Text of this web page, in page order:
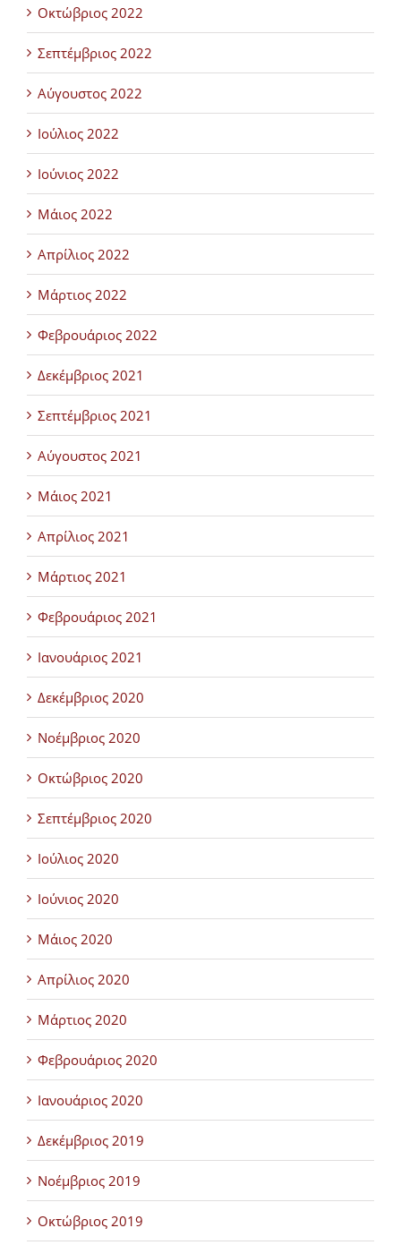
Οκτώβριος 2022
Σεπτέμβριος 2022
Αύγουστος 2022
Ιούλιος 2022
Ιούνιος 2022
Μάιος 2022
Απρίλιος 2022
Μάρτιος 2022
Φεβρουάριος 2022
Δεκέμβριος 2021
Σεπτέμβριος 2021
Αύγουστος 2021
Μάιος 2021
Απρίλιος 2021
Μάρτιος 2021
Φεβρουάριος 2021
Ιανουάριος 2021
Δεκέμβριος 2020
Νοέμβριος 2020
Οκτώβριος 2020
Σεπτέμβριος 2020
Ιούλιος 2020
Ιούνιος 2020
Μάιος 2020
Απρίλιος 2020
Μάρτιος 2020
Φεβρουάριος 2020
Ιανουάριος 2020
Δεκέμβριος 2019
Νοέμβριος 2019
Οκτώβριος 2019